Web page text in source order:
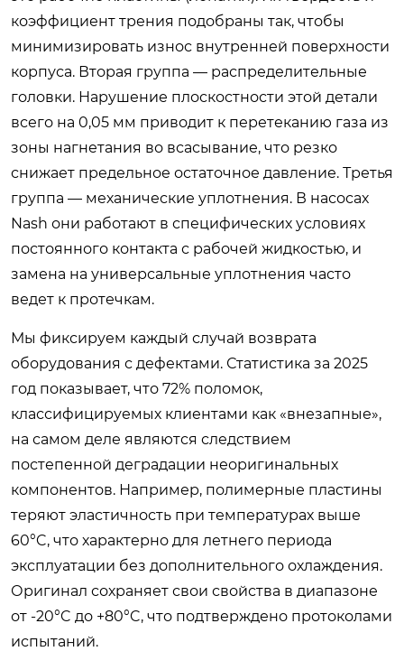
коэффициент трения подобраны так, чтобы
минимизировать износ внутренней поверхности
корпуса. Вторая группа — распределительные
головки. Нарушение плоскостности этой детали
всего на 0,05 мм приводит к перетеканию газа из
зоны нагнетания во всасывание, что резко
снижает предельное остаточное давление. Третья
группа — механические уплотнения. В насосах
Nash они работают в специфических условиях
постоянного контакта с рабочей жидкостью, и
замена на универсальные уплотнения часто
ведет к протечкам.
Мы фиксируем каждый случай возврата
оборудования с дефектами. Статистика за 2025
год показывает, что 72% поломок,
классифицируемых клиентами как «внезапные»,
на самом деле являются следствием
постепенной деградации неоригинальных
компонентов. Например, полимерные пластины
теряют эластичность при температурах выше
60°C, что характерно для летнего периода
эксплуатации без дополнительного охлаждения.
Оригинал сохраняет свои свойства в диапазоне
от -20°C до +80°C, что подтверждено протоколами
испытаний.